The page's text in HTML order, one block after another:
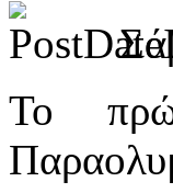
Το